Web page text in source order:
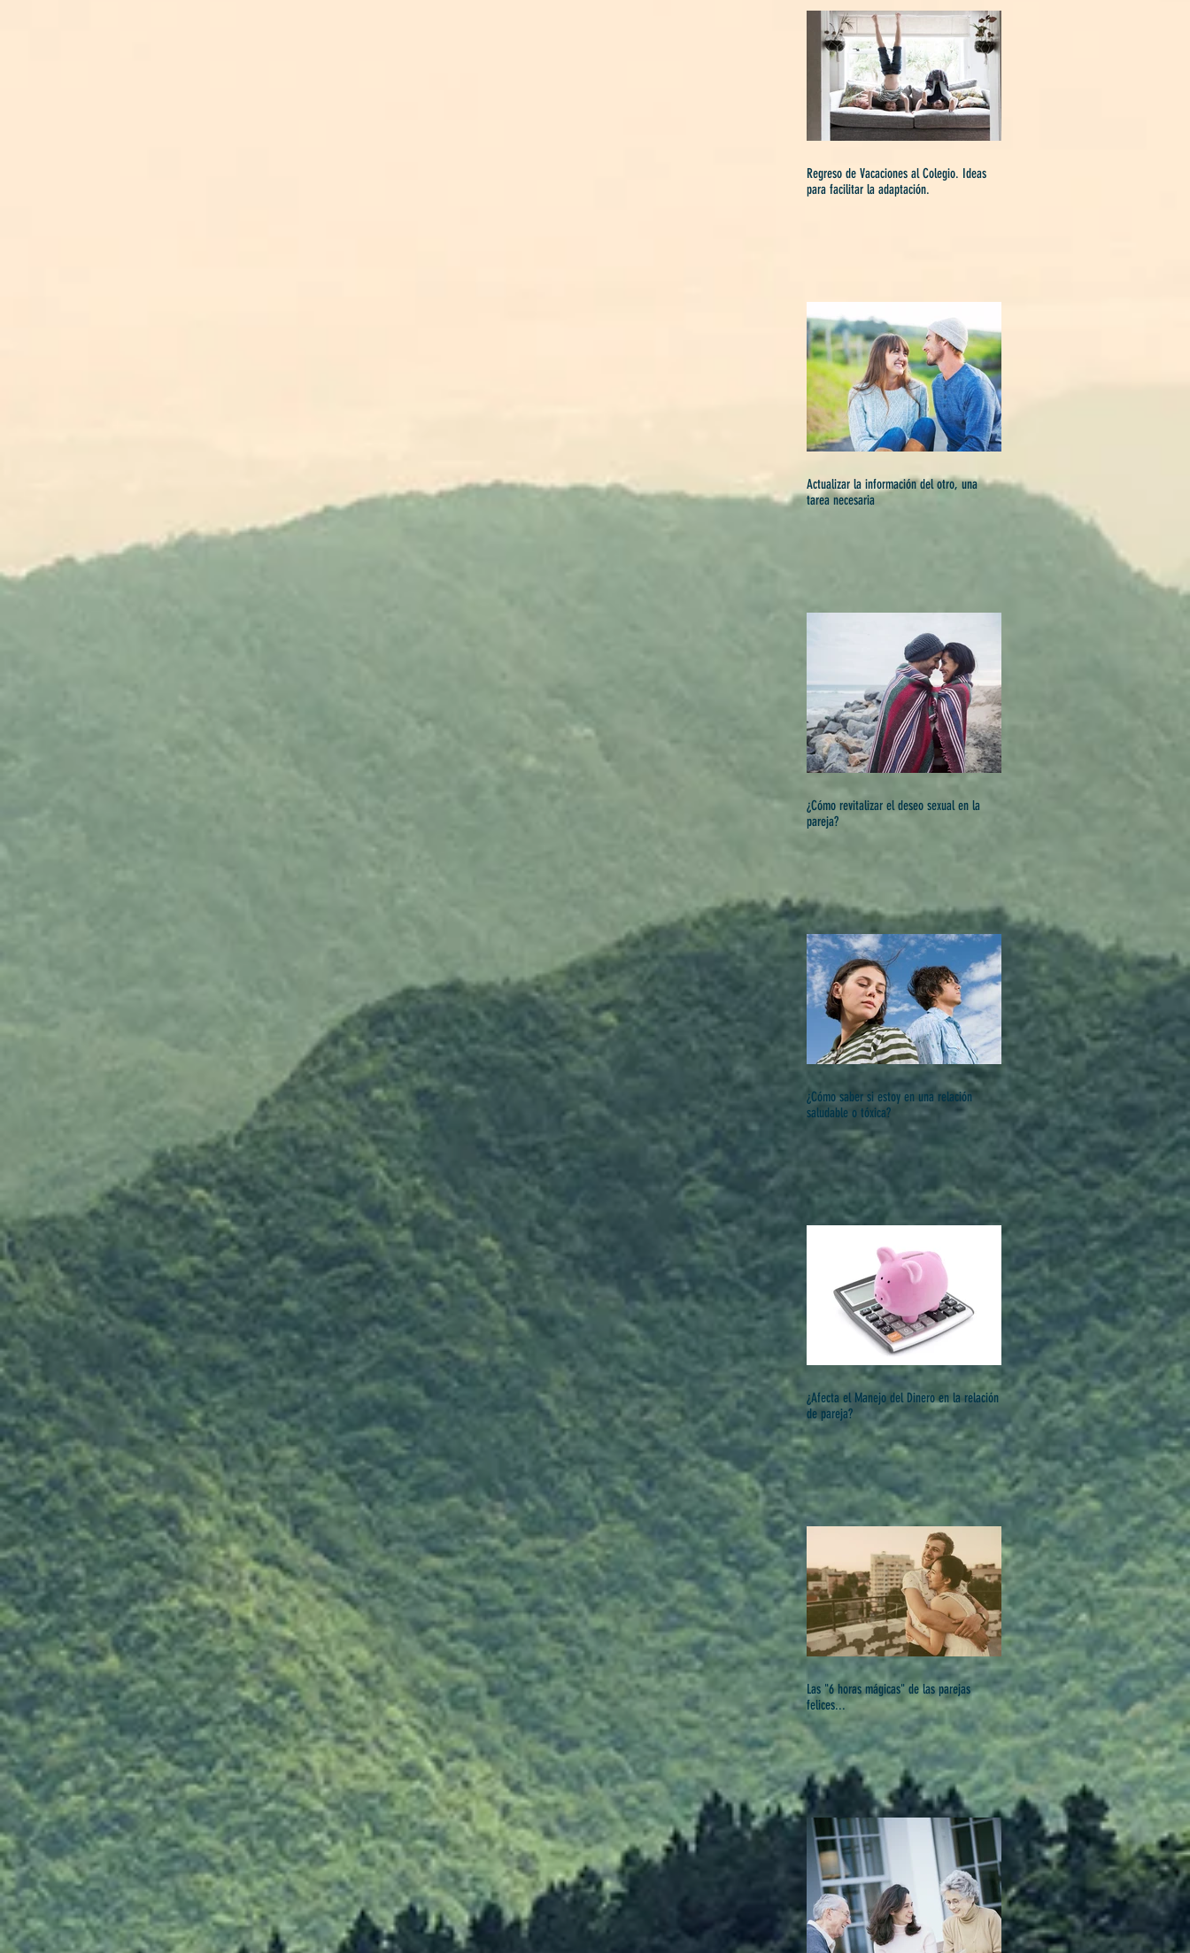
Regreso de Vacaciones al Colegio. Ideas
para facilitar la adaptación.
Actualizar la información del otro, una
tarea necesaria
¿Cómo revitalizar el deseo sexual en la
pareja?
¿Cómo saber si estoy en una relación
saludable o tóxica?
¿Afecta el Manejo del Dinero en la relación
de pareja?
Las "6 horas mágicas" de las parejas
felices...